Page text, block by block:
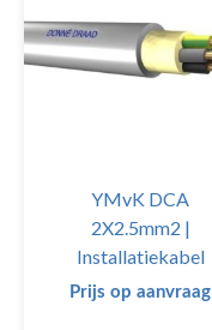
YMvK DCA
2X2.5mm2 |
Installatiekabel
Prijs op aanvraag